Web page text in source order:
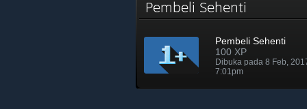
Pembeli Sehenti
Pembeli Sehenti
100 XP
Dibuka pada 8 Feb,
7:01pm